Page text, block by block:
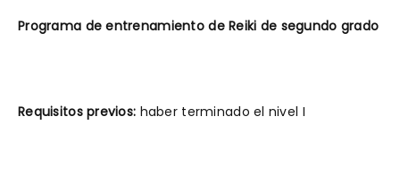
Programa de entrenamiento de Reiki de segundo grado
Requisitos previos: haber terminado el nivel I